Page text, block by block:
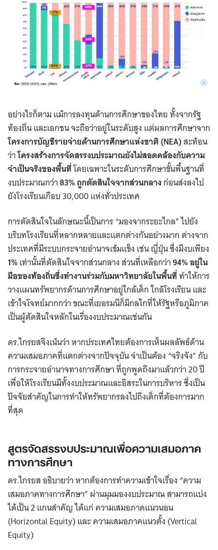
อย่างไรก็ตาม แม้การลงทุนด้านการศึกษาของไทย ทั้งจากรัฐ
ท้องถิ่น และเอกชน จะถือว่าอยู่ในระดับสูง แต่ผลการศึกษาจาก
โครงการบัญชีรายจ่ายด้านการศึกษาแห่งชาติ (NEA)สะท้อน
ว่าโครงสร้างการจัดสรรงบประมาณยังไม่สอดคล้องกับความ
จำเป็นจริงของพื้นที่โดยเฉพาะในระดับการศึกษาขั้นพื้นฐานที่
งบประมาณกว่า83% ถูกตัดสินใจจากส่วนกลางก่อนส่งลงไป
ยังโรงเรียนเกือบ 30,000 แห่งทั่วประเทศ
การตัดสินใจในลักษณะนี้เป็นการ “มองจากระยะไกล” ไปยัง
บริบทโรงเรียนที่หลากหลายและแตกต่างกันอย่างมาก ต่างจาก
ประเทศที่มีระบบกระจายอำนาจเข้มแข็ง เช่น ญี่ปุ่น ซึ่งมีงบเพียง
1%เท่านั้นที่ตัดสินใจจากส่วนกลาง ส่วนที่เหลือกว่า94% อยู่ใน
มือของท้องถิ่นซึ่งทำงานร่วมกับมหาวิทยาลัยในพื้นที่ทำให้การ
วางแผนทรัพยากรด้านการศึกษาอยู่ใกล้เด็ก ใกล้โรงเรียน และ
เข้าใจโจทย์มากกว่า ขณะที่เยอรมนีก็มีกลไกที่ให้รัฐหรือภูมิภาค
เป็นผู้ตัดสินใจหลักในเรื่องงบประมาณเช่นกัน
ดร.ไกรยสจึงเน้นว่า หากประเทศไทยต้องการเห็นผลลัพธ์ด้าน
ความเสมอภาคที่แตกต่างจากปัจจุบัน จำเป็นต้อง “จริงจัง” กับ
การกระจายอำนาจทางการศึกษา ที่ถูกพูดถึงมาแล้วกว่า 20 ปี
เพื่อให้โรงเรียนมีทั้งงบประมาณและอิสระในการบริหาร ซึ่งเป็น
ปัจจัยสำคัญในการทำให้ทรัพยากรลงไปถึงเด็กที่ต้องการมาก
ที่สุด
สูตรจัดสรรงบประมาณเพื่อความเสมอภาค
ทางการศึกษา
ดร.ไกรยส อธิบายว่า หากต้องการทำความเข้าใจเรื่อง “ความ
เสมอภาคทางการศึกษา” ผ่านมุมมองงบประมาณ สามารถแบ่ง
ได้เป็น 2 แกนสำคัญ ได้แก่ ความเสมอภาคแนวนอน
(Horizontal Equity) และ ความเสมอภาคแนวตั้ง (Vertical
Equity)